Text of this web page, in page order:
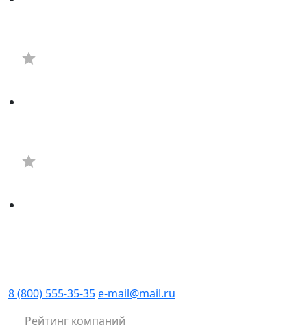
Рейтинг компаний
8 (800) 555-35-35e-mail@mail.ru